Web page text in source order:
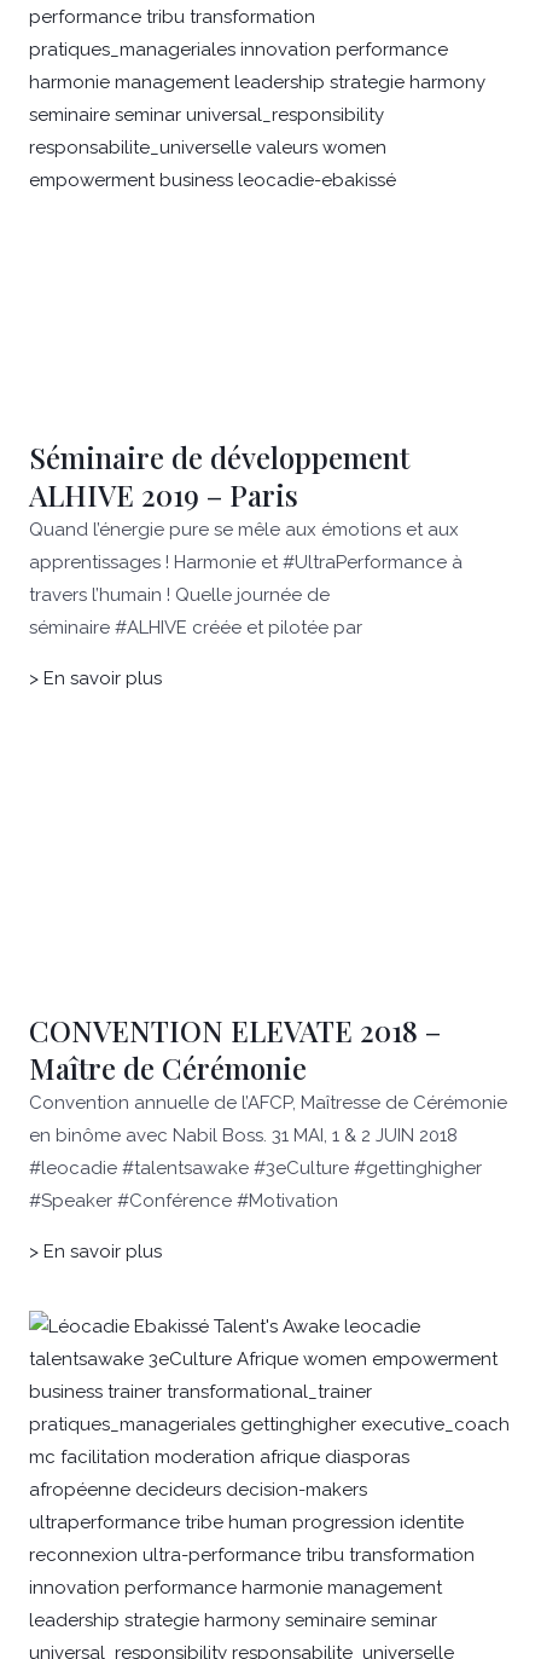
Séminaire de développement
ALHIVE 2019 – Paris
Quand l’énergie pure se mêle aux émotions et aux
apprentissages ! Harmonie et #UltraPerformance à
travers l’humain ! Quelle journée de
séminaire #ALHIVE créée et pilotée par
> En savoir plus
CONVENTION ELEVATE 2018 –
Maître de Cérémonie
Convention annuelle de l’AFCP, Maîtresse de Cérémonie
en binôme avec Nabil Boss. 31 MAI, 1 & 2 JUIN 2018
#leocadie #talentsawake #3eCulture #gettinghigher
#Speaker #Conférence #Motivation
> En savoir plus